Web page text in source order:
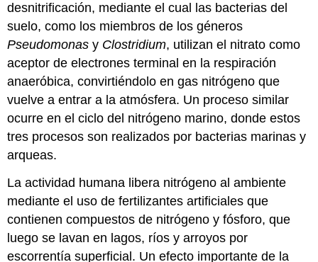
desnitrificación, mediante el cual las bacterias del
suelo, como los miembros de los géneros
Pseudomonas y Clostridium, utilizan el nitrato como
aceptor de electrones terminal en la respiración
anaeróbica, convirtiéndolo en gas nitrógeno que
vuelve a entrar a la atmósfera. Un proceso similar
ocurre en el ciclo del nitrógeno marino, donde estos
tres procesos son realizados por bacterias marinas y
arqueas.
La actividad humana libera nitrógeno al ambiente
mediante el uso de fertilizantes artificiales que
contienen compuestos de nitrógeno y fósforo, que
luego se lavan en lagos, ríos y arroyos por
escorrentía superficial. Un efecto importante de la